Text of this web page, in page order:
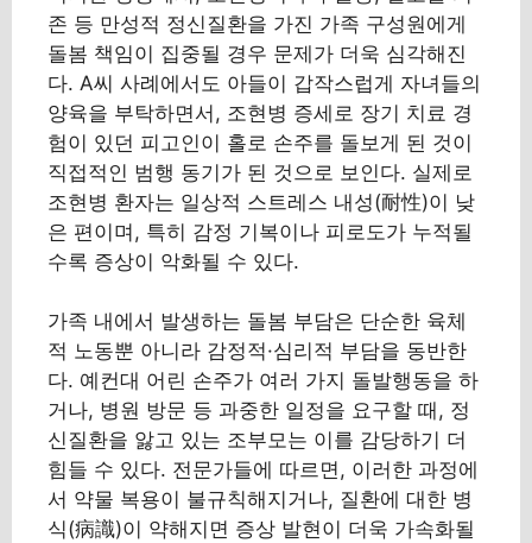
존 등 만성적 정신질환을 가진 가족 구성원에게
돌봄 책임이 집중될 경우 문제가 더욱 심각해진
다. A씨 사례에서도 아들이 갑작스럽게 자녀들의
양육을 부탁하면서, 조현병 증세로 장기 치료 경
험이 있던 피고인이 홀로 손주를 돌보게 된 것이
직접적인 범행 동기가 된 것으로 보인다. 실제로
조현병 환자는 일상적 스트레스 내성(耐性)이 낮
은 편이며, 특히 감정 기복이나 피로도가 누적될
수록 증상이 악화될 수 있다.
가족 내에서 발생하는 돌봄 부담은 단순한 육체
적 노동뿐 아니라 감정적·심리적 부담을 동반한
다. 예컨대 어린 손주가 여러 가지 돌발행동을 하
거나, 병원 방문 등 과중한 일정을 요구할 때, 정
신질환을 앓고 있는 조부모는 이를 감당하기 더
힘들 수 있다. 전문가들에 따르면, 이러한 과정에
서 약물 복용이 불규칙해지거나, 질환에 대한 병
식(病識)이 약해지면 증상 발현이 더욱 가속화될